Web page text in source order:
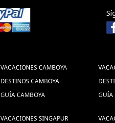
VACACIONES CAMBOYA
DESTINOS CAMBOYA
GUÍA CAMBOYA
GUÍA
VACACIONES SINGAPUR